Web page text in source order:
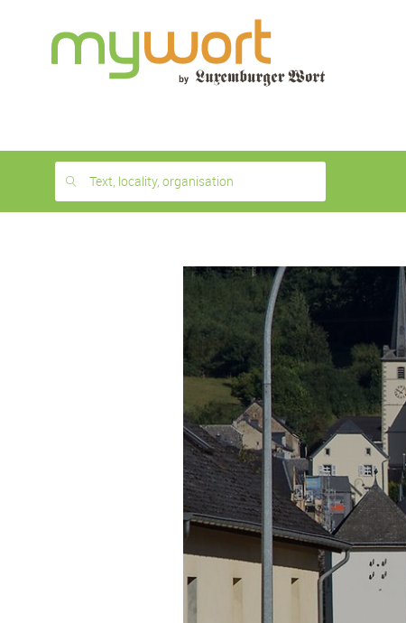
month
free
Text, locality, organisation